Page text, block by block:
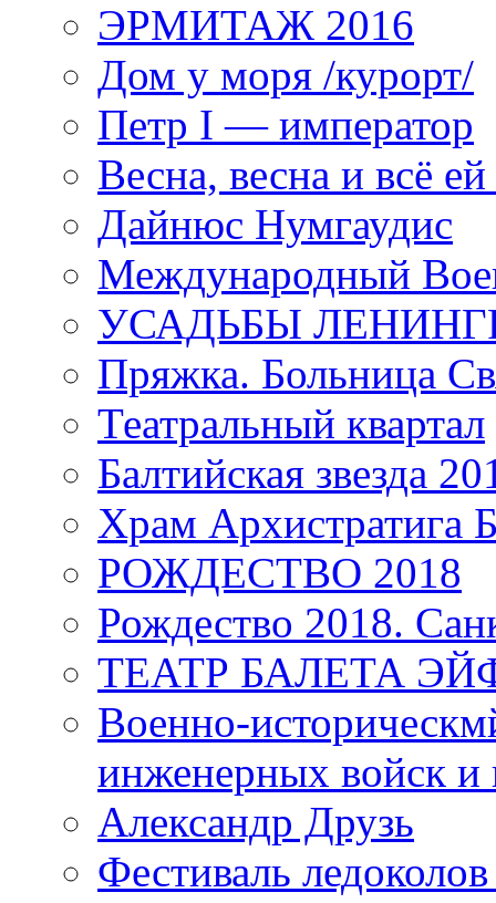
ЭРМИТАЖ 2016
Дом у моря /курорт/
Петр I — император
Весна, весна и всё
Дайнюс Нумгаудис
Международный
УСАДЬБЫ
Пряжка. Больница
Театральный квартал
Балтийская звезда
Храм
РОЖДЕСТВО 2018
Рождество 2018.
ТЕАТР БАЛЕТА
Военно-
инженерных войск и
Александр Друзь
Фестиваль